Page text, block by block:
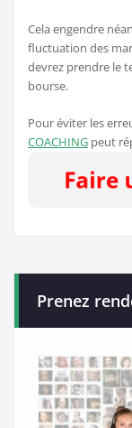
Cela engendre
fluctuation des
devrez prendre le
bourse.
Pour éviter les
COACHING peut
Prenez